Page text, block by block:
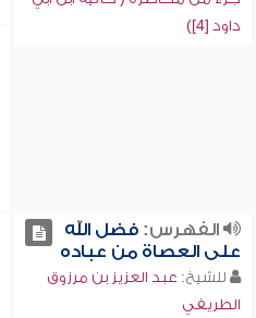
داود [4])
الفهرس:فضل الله
على العصاة من عباده
للشيخ: عبد العزيز بن مرزوق
الطريفي